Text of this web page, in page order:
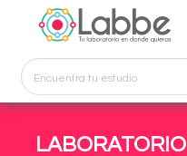
LABORATORIO